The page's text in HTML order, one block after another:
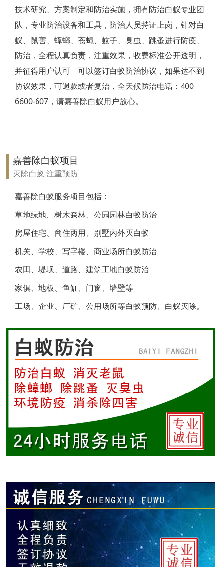
兴化白蚁防治
靖江白蚁防治
泰兴白蚁防治
扬州白蚁防治
宝应白蚁防治
镇江白蚁防治
丹阳白蚁防治
扬中白蚁防治
句容白蚁防治
响水白蚁防治
滨海白蚁防治
阜宁白蚁防治
射阳白蚁防治
建湖白蚁防治
东台白蚁防治
涟水白蚁防治
金湖白蚁防治
杭州白蚁防治
建德白蚁防治
桐庐白蚁防治
技术研究、方案制定和防治实施，拥有防治白蚁专业团
队，专业防治设备和工具，防治人员持证上岗，针对白
蚁、鼠害、蟑螂、苍蝇、蚊子、臭虫、跳蚤进行防疫、
防治，全程认真负责，注重效果，收费标准公开透明，
并征得用户认可，可以签订白蚁防治协议，如果达不到
协议效果，可退款或者复治，全天候防治电话：400-
6600-607，请嘉善除白蚁用户放心。
嘉善除白蚁项目
灭除白蚁 注重预防
嘉善除白蚁服务项目包括：
草地绿地、树木森林、公园园林白蚁防治
房屋住宅、商住两用、别墅内外灭白蚁
机关、学校、写字楼、商业场所白蚁防治
农田、堤坝、道路、建筑工地白蚁防治
家俱、地板、鱼缸、门窗、墙壁等
工场、企业、厂矿、公用场所等白蚁预防、白蚁灭除。